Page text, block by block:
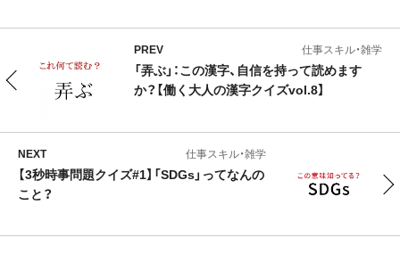
PREV 仕事スキル・雑学
「弄ぶ」：この漢字、自信を持って読めます
か？【働く大人の漢字クイズvol.8】
NEXT 仕事スキル・雑学
【3秒時事問題クイズ#1】「SDGs」ってなんの
こと？